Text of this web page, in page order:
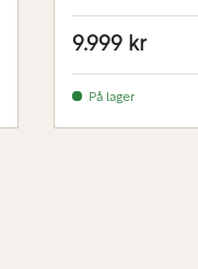
9.999 kr
På lager